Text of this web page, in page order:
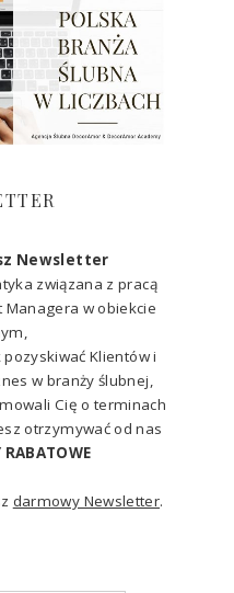
Newsletter
związana z pracą
Managera w obiekcie
Klientów i
w branży ślubnej,
Cię o terminach
otrzymywać od nas
RABATOWE
darmowy Newsletter.